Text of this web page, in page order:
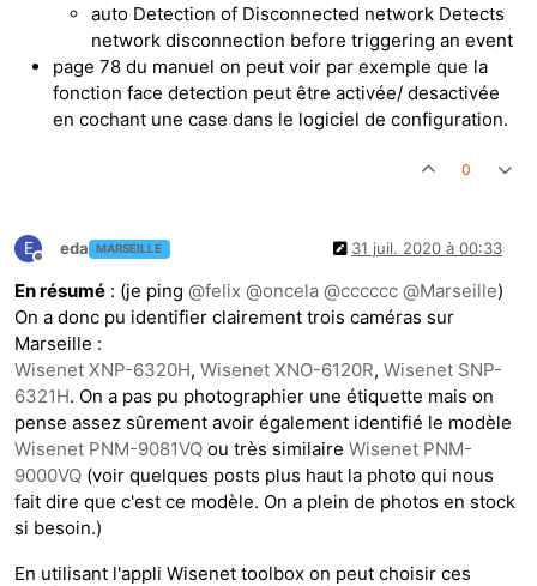
auto Detection of Disconnected network Detects
network disconnection before triggering an event
page 78 du manuel on peut voir par exemple que la
fonction face detection peut être activée/ desactivée
en cochant une case dans le logiciel de configuration.
0
E
Hors-ligne
eda MARSEILLE 31 juil. 2020 à 00:33
En résumé : (je ping @felix @oncela @cccccc @Marseille)
On a donc pu identifier clairement trois caméras sur
Marseille :
Wisenet XNP-6320H, Wisenet XNO-6120R, Wisenet SNP-
6321H. On a pas pu photographier une étiquette mais on
pense assez sûrement avoir également identifié le modèle
Wisenet PNM-9081VQ ou très similaire Wisenet PNM-
9000VQ (voir quelques posts plus haut la photo qui nous
fait dire que c'est ce modèle. On a plein de photos en stock
si besoin.)
En utilisant l'appli Wisenet toolbox on peut choisir ces